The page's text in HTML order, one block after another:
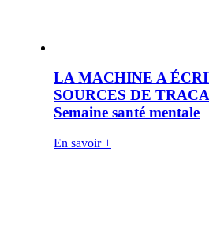
LA MACHINE A
SOURCES DE
Semaine santé mentale
En savoir +